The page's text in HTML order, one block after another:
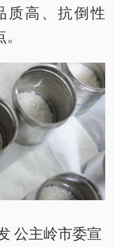
质高、抗倒性
公主岭市委宣